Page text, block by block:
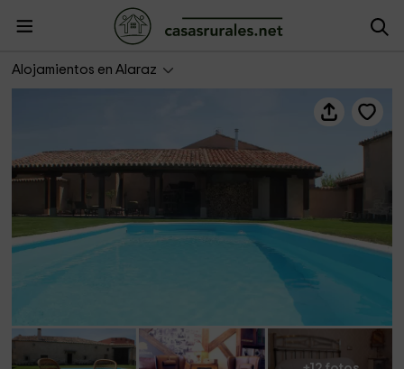
Alojamientos en Alaraz
Casa Rural La Centenaria